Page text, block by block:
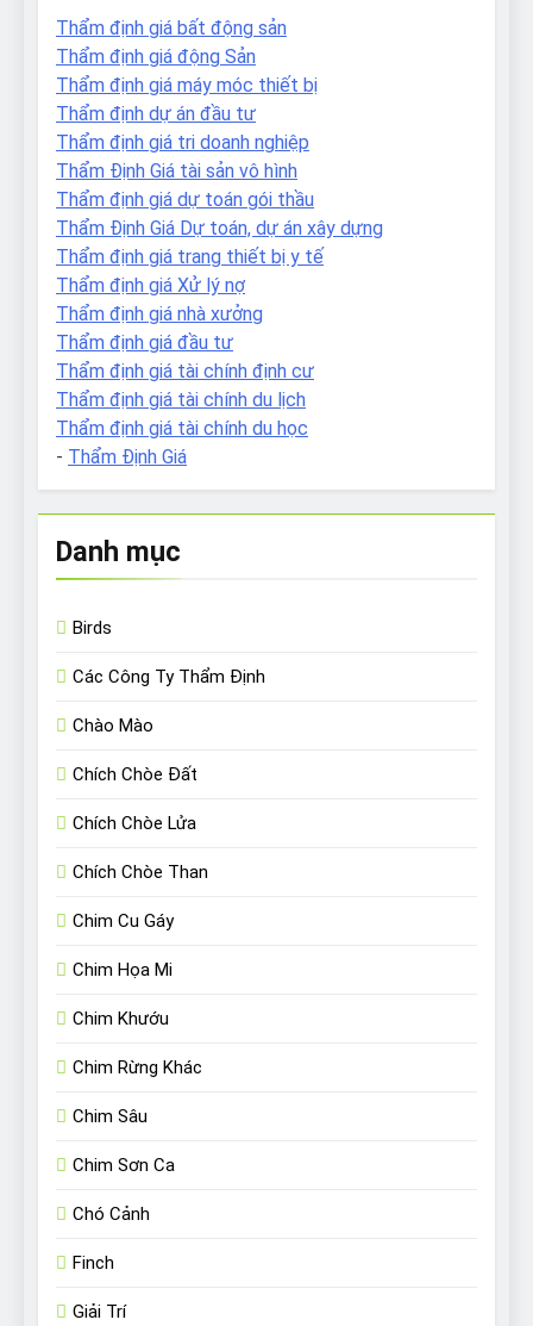
Thẩm định giá bất động sản
Thẩm định giá động Sản
Thẩm định giá máy móc thiết bị
Thẩm định dự án đầu tư
Thẩm định giá tri doanh nghiệp
Thẩm Định Giá tài sản vô hình
Thẩm định giá dự toán gói thầu
Thẩm Định Giá Dự toán, dự án xây dựng
Thẩm định giá trang thiết bị y tế
Thẩm định giá Xử lý nợ
Thẩm định giá nhà xưởng
Thẩm định giá đầu tư
Thẩm định giá tài chính định cư
Thẩm định giá tài chính du lịch
Thẩm định giá tài chính du học
- Thẩm Định Giá
Danh mục
Birds
Các Công Ty Thẩm Định
Chào Mào
Chích Chòe Đất
Chích Chòe Lửa
Chích Chòe Than
Chim Cu Gáy
Chim Họa Mi
Chim Khướu
Chim Rừng Khác
Chim Sâu
Chim Sơn Ca
Chó Cảnh
Finch
Giải Trí